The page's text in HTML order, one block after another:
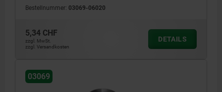
Bestellnummer: 03069-06020
5,34 CHF
zzgl. MwSt.
zzgl. Versandkosten
DETAILS
03069